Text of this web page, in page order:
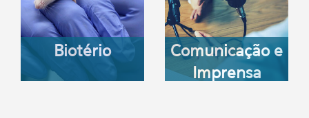
Biotério
Comunicação e
Imprensa